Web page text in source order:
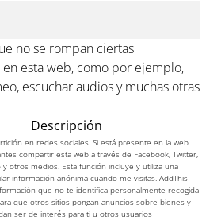
no se rompan ciertas
esta web, como por ejemplo,
escuchar audios y muchas otras
Descripción
en redes sociales. Si está presente en la web
compartir esta web a través de Facebook, Twitter,
otros medios. Esta función incluye y utiliza una
información anónima cuando me visitas. AddThis
que no te identifica personalmente recogida
que otros sitios pongan anuncios sobre bienes y
ser de interés para ti u otros usuarios